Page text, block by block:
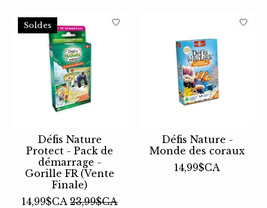
Soldes
Défis Nature
Protect - Pack de
démarrage -
Gorille FR (Vente
Finale)
14,99$CA 23,99$CA
Défis Nature -
Monde des coraux
14,99$CA